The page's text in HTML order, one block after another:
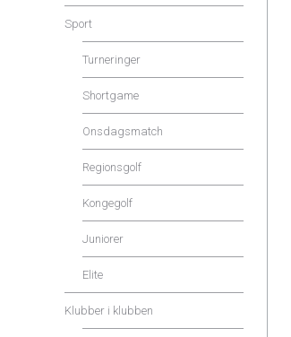
Sport
Turneringer
Shortgame
Onsdagsmatch
Regionsgolf
Kongegolf
Juniorer
Elite
Klubber i klubben